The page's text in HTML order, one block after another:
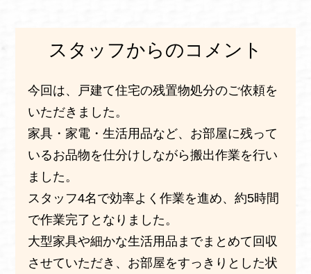
スタッフからのコメント
今回は、戸建て住宅の残置物処分のご依頼を
いただきました。
家具・家電・生活用品など、お部屋に残って
いるお品物を仕分けしながら搬出作業を行い
ました。
スタッフ4名で効率よく作業を進め、約5時間
で作業完了となりました。
大型家具や細かな生活用品までまとめて回収
させていただき、お部屋をすっきりとした状